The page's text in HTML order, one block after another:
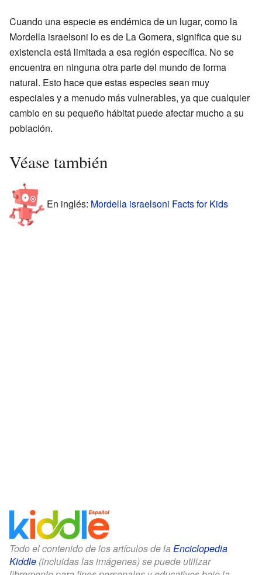
Cuando una especie es endémica de un lugar, como la
Mordella israelsoni lo es de La Gomera, significa que su
existencia está limitada a esa región específica. No se
encuentra en ninguna otra parte del mundo de forma
natural. Esto hace que estas especies sean muy
especiales y a menudo más vulnerables, ya que cualquier
cambio en su pequeño hábitat puede afectar mucho a su
población.
Véase también
En inglés: Mordella israelsoni Facts for Kids
Todo el contenido de los artículos de la Enciclopedia
Kiddle (incluidas las imágenes) se puede utilizar